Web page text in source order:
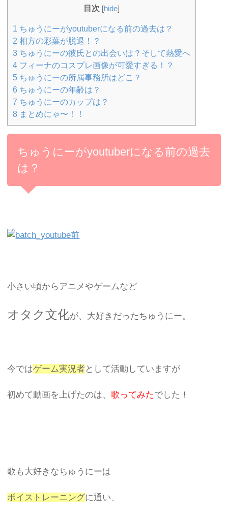
目次 [hide]
1 ちゅうにーがyoutuberになる前の過去は？
2 相方の彩葉が脱退！？
3 ちゅうにーの彼氏との出会いは？そして熱愛へ
4 フィーナのコスプレ画像が可愛すぎる！？
5 ちゅうにーの所属事務所はどこ？
6 ちゅうにーの年齢は？
7 ちゅうにーのカップは？
8 まとめにゃ〜！！
ちゅうにーがyoutuberになる前の過去
は？
小さい頃からアニメやゲームなど
オタク文化が、大好きだったちゅうにー。
今ではゲーム実況者として活動していますが
初めて動画を上げたのは、歌ってみたでした！
歌も大好きなちゅうにーは
ボイストレーニングに通い、